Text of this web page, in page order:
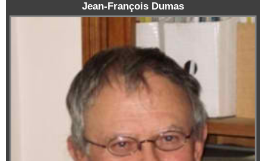
Jean-François Dumas